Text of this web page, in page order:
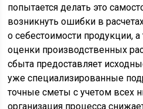
попытается делать это
возникнуть ошибки в
о себестоимости продукции,
оценки производственных
сбыта предоставляет
уже специализированные
точные сметы с учетом всех
организация процесса